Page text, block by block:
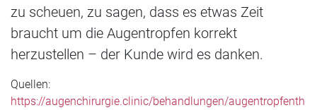
zu scheuen, zu sagen, dass es etwas Zeit
braucht um die Augentropfen korrekt
herzustellen – der Kunde wird es danken.
Quellen:
https://augenchirurgie.clinic/behandlungen/augentropfenth